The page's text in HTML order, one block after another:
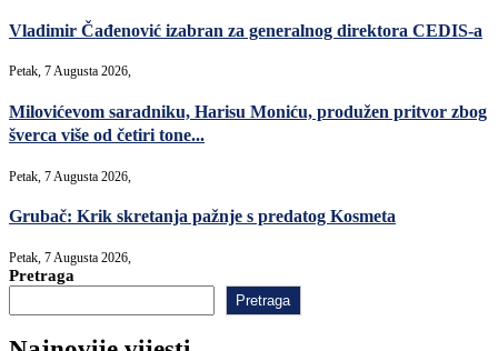
Vladimir Čađenović izabran za generalnog direktora CEDIS-a
Petak, 7 Augusta 2026,
Milovićevom saradniku, Harisu Moniću, produžen pritvor zbog
šverca više od četiri tone...
Petak, 7 Augusta 2026,
Grubač: Krik skretanja pažnje s predatog Kosmeta
Petak, 7 Augusta 2026,
Pretraga
Pretraga